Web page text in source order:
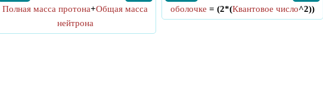
Полная масса протона+Общая масса
нейтрона
оболочке = (2*(Квантовое число^2))